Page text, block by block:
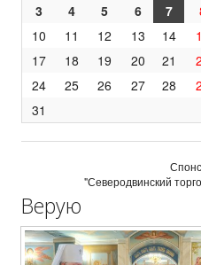
3
4 5 6 7
10
11 12 13 14
17
18 19 20 21
24
25 26 27 28
31
"Северодвинский
Верую